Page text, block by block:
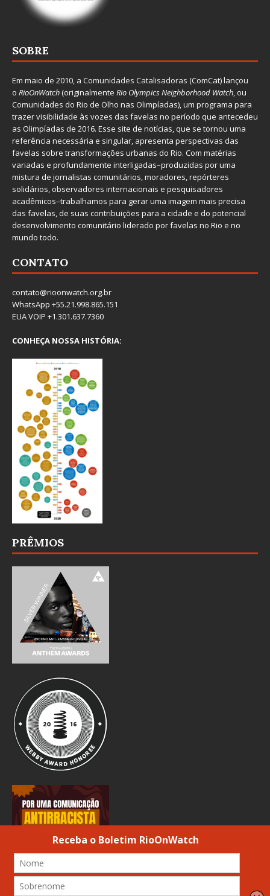
SOBRE
Em maio de 2010, a Comunidades Catalisadoras (ComCat) lançou
o RioOnWatch(originalmente Rio Olympics Neighborhood Watch, ou
Comunidades do Rio de Olho nas Olimpíadas), um programa para
trazer visibilidade às vozes das favelas no período que antecedeu
as Olimpíadas de 2016. Esse site de notícias, que se tornou uma
referência necessária e singular, apresenta perspectivas das
favelas sobre transformações urbanas do Rio. Com matérias
variadas e profundamente interligadas–produzidas por uma
mistura de jornalistas comunitários, moradores, repórteres
solidários, observadores internacionais e pesquisadores
acadêmicos–trabalhamos para gerar uma imagem mais precisa
das favelas, de suas contribuições para a cidade e do potencial
desenvolvimento comunitário liderado por favelas no Rio e no
mundo todo.
CONTATO
contato@rioonwatch.org.br
WhatsApp +55.21.998.865.151
EUA VOIP +1.301.637.7360
CONHEÇA NOSSA HISTÓRIA:
PRÊMIOS